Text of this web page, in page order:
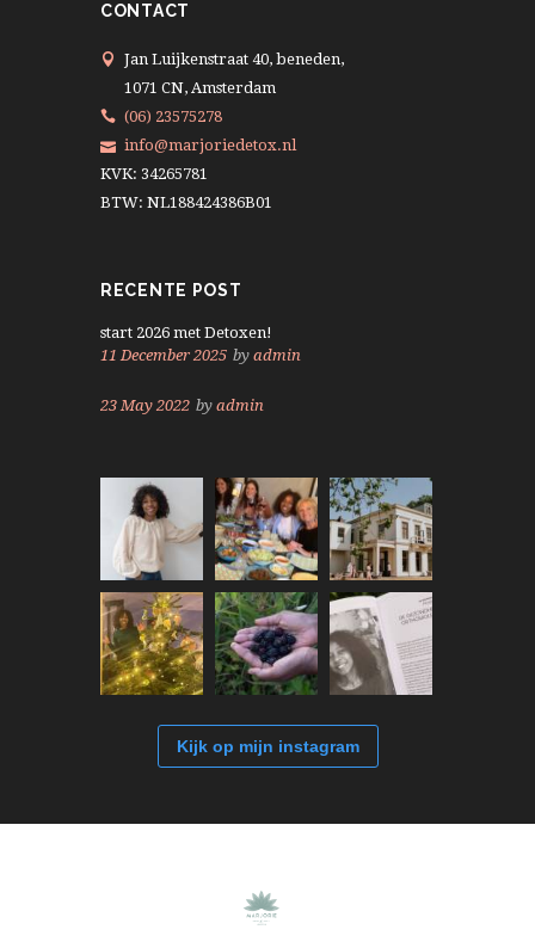
CONTACT
Jan Luijkenstraat 40, beneden,
1071 CN, Amsterdam
(06) 23575278
info@marjoriedetox.nl
KVK: 34265781
BTW: NL188424386B01
RECENTE POST
start 2026 met Detoxen!
11 December 2025 by admin
23 May 2022 by admin
Kijk op mijn instagram